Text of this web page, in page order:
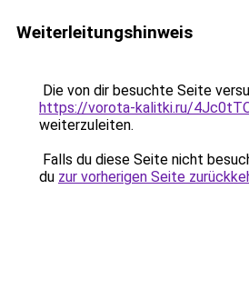
Weiterleitungshinweis
Die von dir besuchte Seite
https://vorota-kalitki.ru/
weiterzuleiten.
Falls du diese Seite nicht
du zur vorherigen Seite